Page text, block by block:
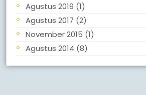
Agustus 2019 (1)
Agustus 2017 (2)
November 2015 (1)
Agustus 2014 (8)